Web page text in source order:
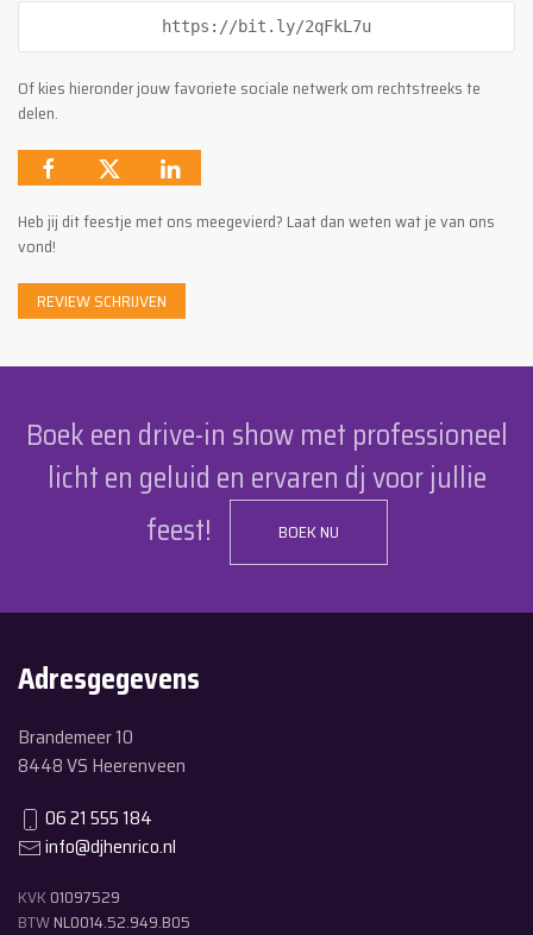
https://bit.ly/2qFkL7u
Of kies hieronder jouw favoriete sociale netwerk om rechtstreeks te
delen.
Heb jij dit feestje met ons meegevierd? Laat dan weten wat je van ons
vond!
REVIEW SCHRIJVEN
Boek een drive-in show met professioneel
licht en geluid en ervaren dj voor jullie
feest!
BOEK NU
Adresgegevens
Brandemeer 10
8448 VS Heerenveen
06 21 555 184
info@djhenrico.nl
KVK 01097529
BTWNL0014.52.949.B05